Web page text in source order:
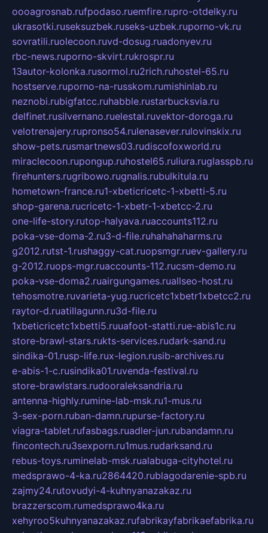
oooagrosnab.rufpodaso.ruemfire.rupro-otdelky.ru
ukrasotki.ruseksuzbek.ruseks-uzbek.ruporno-vk.ru
sovratili.ruolecoon.ruvd-dosug.ruadonyev.ru
rbc-news.ruporno-skvirt.rukrospr.ru
13autor-kolonka.rusormol.ru2rich.ruhostel-65.ru
hostserve.ruporno-na-russkom.rumishinlab.ru
neznobi.rubigfatcc.ruhabble.rustarbucksvia.ru
delfinet.rusilvernano.ruelestal.ruvektor-doroga.ru
velotrenajery.rupronso54.rulenasever.rulovinskix.ru
show-pets.rusmartnews03.rudiscofoxworld.ru
miraclecoon.rupongup.ruhostel65.ruliura.ruglasspb.ru
firehunters.rugribowo.rugnalis.rubulkitula.ru
hometown-france.ru1-xbeticricetc-1-xbetti-5.ru
shop-garena.rucricetc-1-xbetr-1-xbetcc-2.ru
one-life-story.rutop-halyava.ruaccounts112.ru
poka-vse-doma-2.ru3-d-file.ruhahahaharms.ru
g2012.rutst-1.rushaggy-cat.ruopsmgr.ruev-gallery.ru
g-2012.ruops-mgr.ruaccounts-112.rucsm-demo.ru
poka-vse-doma2.ruairgungames.ruallseo-host.ru
tehosmotre.ruvarieta-yug.rucricetc1xbetr1xbetcc2.ru
raytor-d.ruatillagunn.ru3d-file.ru
1xbeticricetc1xbetti5.ruuafoot-statti.rue-abis1c.ru
store-brawl-stars.rukts-services.rudark-sand.ru
sindika-01.rusp-life.rux-legion.rusib-archives.ru
e-abis-1-c.rusindika01.ruvenda-festival.ru
store-brawlstars.rudooraleksandria.ru
antenna-highly.rumine-lab-msk.ru1-mus.ru
3-sex-porn.ruban-damn.rupurse-factory.ru
viagra-tablet.rufasbags.ruadler-jun.rubandamn.ru
fincontech.ru3sexporn.ru1mus.rudarksand.ru
rebus-toys.ruminelab-msk.rualabuga-cityhotel.ru
medsprawo-4-ka.ru2864420.rublagodarenie-spb.ru
zajmy24.rutovudyi-4-kuhnyanazakaz.ru
brazzerscom.rumedsprawo4ka.ru
xehyroo5kuhnyanazakaz.rufabrikayfabrikaefabrika.ru